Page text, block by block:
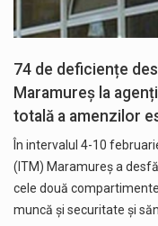
74 de deficiențe
Maramureș la
totală a amenzilor
În intervalul 4-10
(ITM) Maramureș a
cele două
muncă și securitate și